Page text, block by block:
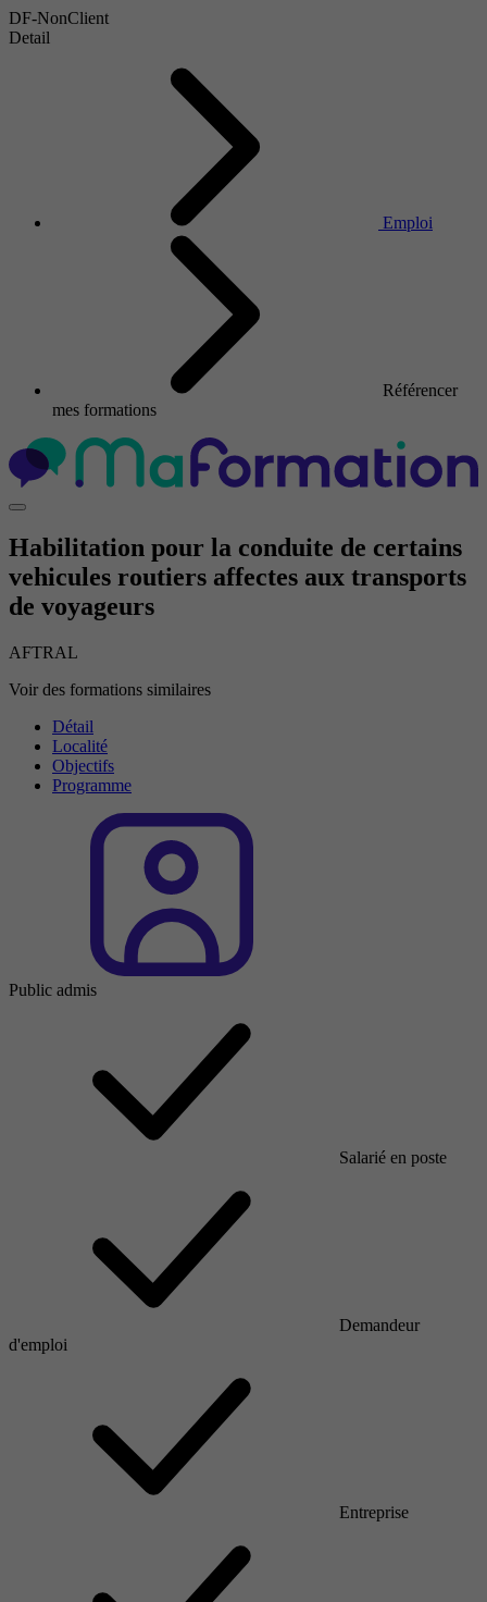
DF-NonClient
Detail
Emploi
Référencer
mes formations
Habilitation pour la conduite de certains
vehicules routiers affectes aux transports
de voyageurs
AFTRAL
Voir des formations similaires
Détail
Localité
Objectifs
Programme
Public admis
Salarié en poste
Demandeur
d'emploi
Entreprise